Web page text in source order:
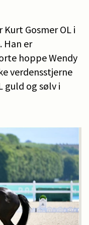
Gosmer OL i
Han er
hoppe Wendy
verdensstjerne
guld og sølv i